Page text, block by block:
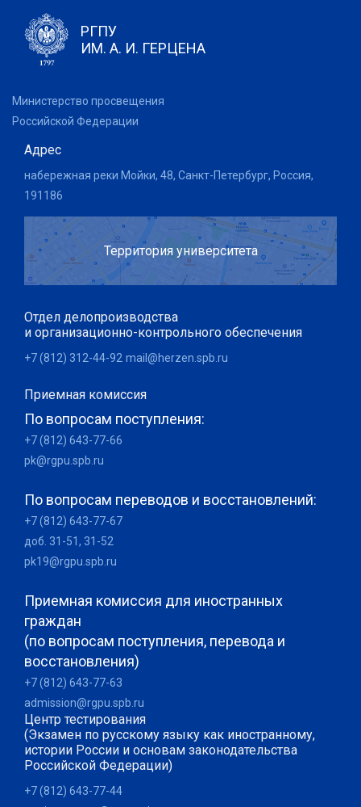
РГПУ
ИМ. А. И. ГЕРЦЕНА
Министерство просвещения
Российской Федерации
Адрес
набережная реки Мойки, 48, Санкт-Петербург, Россия,
191186
Территория университета
Отдел делопроизводства
и организационно-контрольного обеспечения
+7 (812) 312-44-92 mail@herzen.spb.ru
Приемная комиссия
По вопросам поступления:
+7 (812) 643-77-66
pk@rgpu.spb.ru
По вопросам переводов и восстановлений:
+7 (812) 643-77-67
доб. 31-51, 31-52
pk19@rgpu.spb.ru
Приемная комиссия для иностранных
граждан
(по вопросам поступления, перевода и
восстановления)
+7 (812) 643-77-63
admission@rgpu.spb.ru
Центр тестирования
(Экзамен по русскому языку как иностранному,
истории России и основам законодательства
Российской Федерации)
+7 (812) 643-77-44